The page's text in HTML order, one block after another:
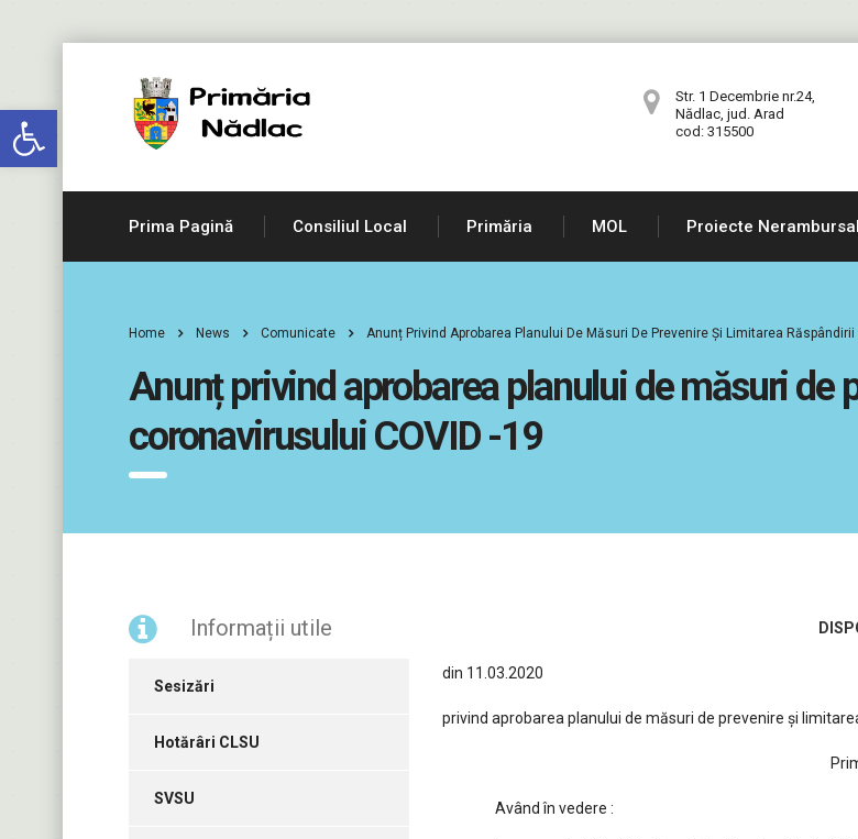
Deschide bara de unelte
Str. 1 Decembrie nr.24,
Nădlac, jud. Arad
cod: 315500
Prima Pagină Consiliul Local Primăria MOL Proiecte
Home News Comunicate Anunț Privind Aprobarea Planului De Măsuri De Prevenire Și Limitarea
Anunț privind aprobarea planului de măsuri de
coronavirusului COVID -19
din 11.03.2020
privind aprobarea planului de măsuri de prevenire și
Având în vedere :
Informații utile
Sesizări
Hotărâri CLSU
SVSU